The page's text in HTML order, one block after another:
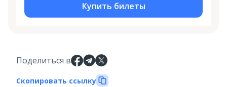
Купить билеты
Поделиться в
Скопировать ссылку